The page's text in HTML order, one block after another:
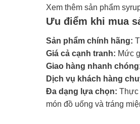
Xem thêm sản phẩm
Ưu điểm khi mua
Sản phẩm chính hãng:
Giá cả cạnh tranh: Mức
Giao hàng nhanh
Dịch vụ khách hàng
Đa dạng lựa chọn: Thực
món đồ uống và tráng